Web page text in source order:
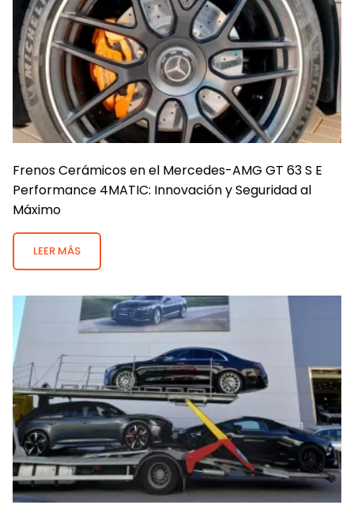
Frenos Cerámicos en el Mercedes-AMG GT 63 S E
Performance 4MATIC: Innovación y Seguridad al
Máximo
LEER MÁS